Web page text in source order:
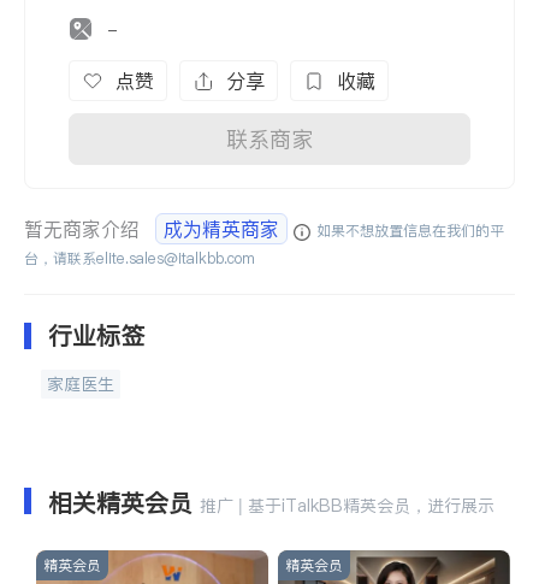
-
点赞 分享 收藏
联系商家
暂无商家介绍 成为精英商家
如果不想放置信息在我们的平
台，请联系elite.sales@italkbb.com
行业标签
家庭医生
相关精英会员 推广 | 基于iTalkBB精英会员，进行展示
精英会员 精英会员